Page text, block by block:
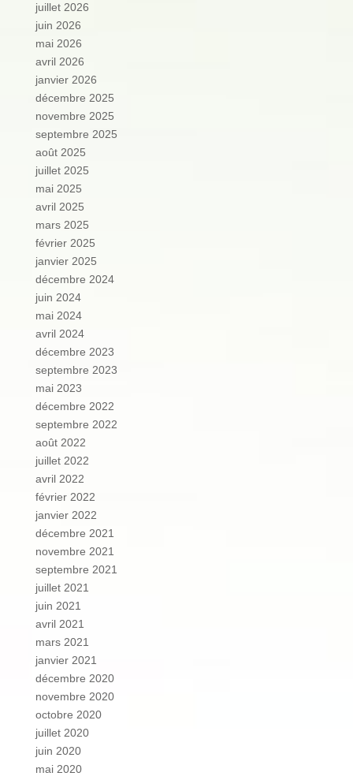
juillet 2026
juin 2026
mai 2026
avril 2026
janvier 2026
décembre 2025
novembre 2025
septembre 2025
août 2025
juillet 2025
mai 2025
avril 2025
mars 2025
février 2025
janvier 2025
décembre 2024
juin 2024
mai 2024
avril 2024
décembre 2023
septembre 2023
mai 2023
décembre 2022
septembre 2022
août 2022
juillet 2022
avril 2022
février 2022
janvier 2022
décembre 2021
novembre 2021
septembre 2021
juillet 2021
juin 2021
avril 2021
mars 2021
janvier 2021
décembre 2020
novembre 2020
octobre 2020
juillet 2020
juin 2020
mai 2020